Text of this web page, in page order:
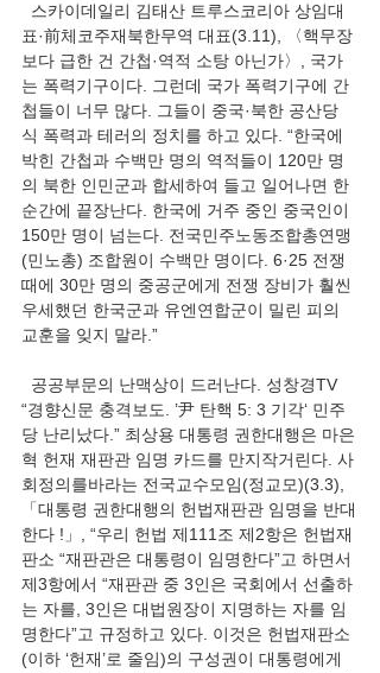
스카이데일리 김태산 트루스코리아 상임대
표·前체코주재북한무역 대표(3.11), 〈핵무장
보다 급한 건 간첩·역적 소탕 아닌가〉, 국가
는 폭력기구이다. 그런데 국가 폭력기구에 간
첩들이 너무 많다. 그들이 중국·북한 공산당
식 폭력과 테러의 정치를 하고 있다. “한국에
박힌 간첩과 수백만 명의 역적들이 120만 명
의 북한 인민군과 합세하여 들고 일어나면 한
순간에 끝장난다. 한국에 거주 중인 중국인이
150만 명이 넘는다. 전국민주노동조합총연맹
(민노총) 조합원이 수백만 명이다. 6·25 전쟁
때에 30만 명의 중공군에게 전쟁 장비가 훨씬
우세했던 한국군과 유엔연합군이 밀린 피의
교훈을 잊지 말라.”
공공부문의 난맥상이 드러난다. 성창경TV
“경향신문 충격보도. ’尹 탄핵 5: 3 기각‘ 민주
당 난리났다.” 최상용 대통령 권한대행은 마은
혁 헌재 재판관 임명 카드를 만지작거린다. 사
회정의를바라는 전국교수모임(정교모)(3.3),
「대통령 권한대행의 헌법재판관 임명을 반대
한다 !」, “우리 헌법 제111조 제2항은 헌법재
판소 “재판관은 대통령이 임명한다”고 하면서
제3항에서 “재판관 중 3인은 국회에서 선출하
는 자를, 3인은 대법원장이 지명하는 자를 임
명한다”고 규정하고 있다. 이것은 헌법재판소
(이하 ‘헌재’로 줄임)의 구성권이 대통령에게